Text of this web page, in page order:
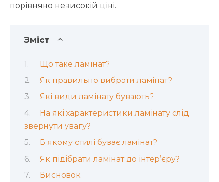
порівняно невисокій ціні.
Зміст
Що таке ламінат?
Як правильно вибрати ламінат?
Які види ламінату бувають?
На які характеристики ламінату слід
звернути увагу?
В якому стилі буває ламінат?
Як підібрати ламінат до інтер’єру?
Висновок